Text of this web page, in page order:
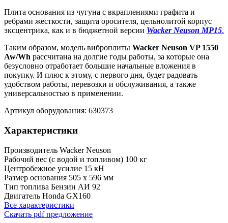
Плита основания из чугуна с вкраплениями графита и
ребрами жесткости, защита оросителя, цельнолитой корпус
эксцентрика, как и в бюджетной версии Wacker Neuson MP15.
Таким образом, модель виброплиты Wacker Neuson VP 1550
Aw/Wh рассчитана на долгие годы работы, за которые она
безусловно отработает большие начальные вложения в
покупку. И плюс к этому, с первого дня, будет радовать
удобством работы, перевозки и обслуживания, а также
универсальностью в применении.
Артикул оборудования: 630373
Характеристики
Производитель Wacker Neuson
Рабочий вес (c водой и топливом) 100 кг
Центробежное усилие 15 кН
Размер основания 505 x 596 мм
Тип топлива Бензин АИ 92
Двигатель Honda GX160
Все характеристики
Скачать pdf предложение